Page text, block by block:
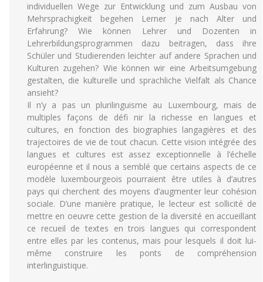
individuellen Wege zur Entwicklung und zum Ausbau von
Mehrsprachigkeit begehen Lerner je nach Alter und
Erfahrung? Wie können Lehrer und Dozenten in
Lehrerbildungsprogrammen dazu beitragen, dass ihre
Schüler und Studierenden leichter auf andere Sprachen und
Kulturen zugehen? Wie können wir eine Arbeitsumgebung
gestalten, die kulturelle und sprachliche Vielfalt als Chance
ansieht?
Il n’y a pas un plurilinguisme au Luxembourg, mais de
multiples façons de défi nir la richesse en langues et
cultures, en fonction des biographies langagières et des
trajectoires de vie de tout chacun. Cette vision intégrée des
langues et cultures est assez exceptionnelle à l’échelle
européenne et il nous a semblé que certains aspects de ce
modèle luxembourgeois pourraient être utiles à d’autres
pays qui cherchent des moyens d’augmenter leur cohésion
sociale. D’une manière pratique, le lecteur est sollicité de
mettre en oeuvre cette gestion de la diversité en accueillant
ce recueil de textes en trois langues qui correspondent
entre elles par les contenus, mais pour lesquels il doit lui-
même construire les ponts de compréhension
interlinguistique.